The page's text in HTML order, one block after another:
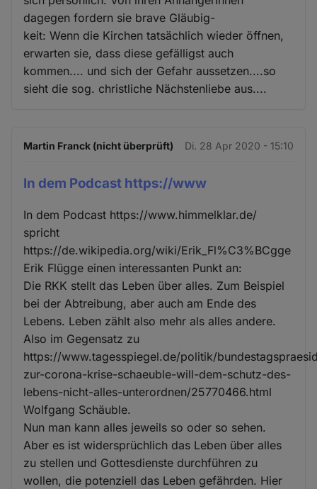
dagegen fordern sie brave Gläubig-
keit: Wenn die Kirchen tatsächlich wieder öffnen,
erwarten sie, dass diese gefälligst auch
kommen.... und sich der Gefahr aussetzen....so
sieht die sog. christliche Nächstenliebe aus....
Martin Franck (nicht überprüft) Di. 28 Apr 2020 - 15:10
In dem Podcast https://www
In dem Podcast https://www.himmelklar.de/
spricht
https://de.wikipedia.org/wiki/Erik_Fl%C3%BCgge
Erik Flügge einen interessanten Punkt an:
Die RKK stellt das Leben über alles. Zum Beispiel
bei der Abtreibung, aber auch am Ende des
Lebens. Leben zählt also mehr als alles andere.
Also im Gegensatz zu
https://www.tagesspiegel.de/politik/
zur-corona-krise-schaeuble-will-dem-schutz-des-
lebens-nicht-alles-unterordnen/25770466.html
Wolfgang Schäuble.
Nun man kann alles jeweils so oder so sehen.
Aber es ist widersprüchlich das Leben über alles
zu stellen und Gottesdienste durchführen zu
wollen, die potenziell das Leben gefährden. Hier